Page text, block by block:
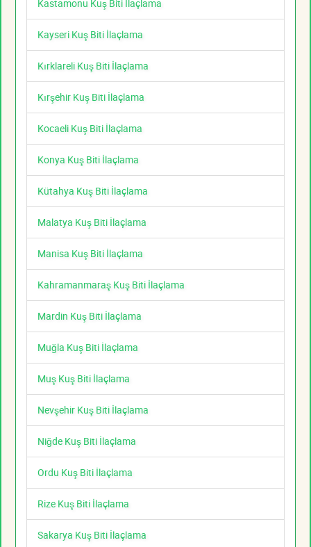
Kastamonu Kuş Biti İlaçlama
Kayseri Kuş Biti İlaçlama
Kırklareli Kuş Biti İlaçlama
Kırşehir Kuş Biti İlaçlama
Kocaeli Kuş Biti İlaçlama
Konya Kuş Biti İlaçlama
Kütahya Kuş Biti İlaçlama
Malatya Kuş Biti İlaçlama
Manisa Kuş Biti İlaçlama
Kahramanmaraş Kuş Biti İlaçlama
Mardin Kuş Biti İlaçlama
Muğla Kuş Biti İlaçlama
Muş Kuş Biti İlaçlama
Nevşehir Kuş Biti İlaçlama
Niğde Kuş Biti İlaçlama
Ordu Kuş Biti İlaçlama
Rize Kuş Biti İlaçlama
Sakarya Kuş Biti İlaçlama